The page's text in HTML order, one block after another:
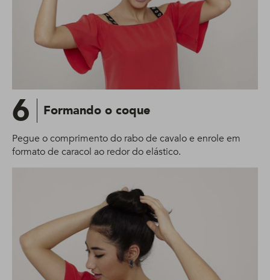
6 Formando o coque
Pegue o comprimento do rabo de cavalo e enrole em
formato de caracol ao redor do elástico.